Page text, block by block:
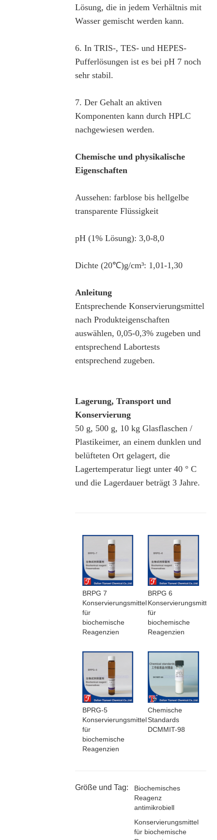
Lösung, die in jedem Verhältnis mit
Wasser gemischt werden kann.
6. In TRIS-, TES- und HEPES-
Pufferlösungen ist es bei pH 7 noch
sehr stabil.
7. Der Gehalt an aktiven
Komponenten kann durch HPLC
nachgewiesen werden.
Chemische und physikalische
Eigenschaften
Aussehen: farblose bis hellgelbe
transparente Flüssigkeit
pH (1% Lösung): 3,0-8,0
Dichte (20℃)g/cm³: 1,01-1,30
Anleitung
Entsprechende Konservierungsmittel
nach Produkteigenschaften
auswählen, 0,05-0,3% zugeben und
entsprechend Labortests
entsprechend zugeben.
Lagerung, Transport und
Konservierung
50 g, 500 g, 10 kg Glasflaschen /
Plastikeimer, an einem dunklen und
belüfteten Ort gelagert, die
Lagertemperatur liegt unter 40 ° C
und die Lagerdauer beträgt 3 Jahre.
BRPG 7
Konservierungsmittel
für
biochemische
Reagenzien
BRPG 6
Konservierungsmittel
für
biochemische
Reagenzien
BPRG-5
Konservierungsmittel
für
biochemische
Reagenzien
Chemische
Standards
DCMMIT-98
Größe und Tag:
Biochemisches
Reagenz
antimikrobiell
Konservierungsmittel
für biochemische